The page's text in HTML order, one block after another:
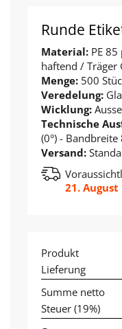
Runde
Material: PE
haftend / Träger
Menge: 500
Veredelung:
Wicklung:
Technische
(0°) -
Versand:
21. August
Produkt
Lieferung
Summe netto
Steuer (19%)